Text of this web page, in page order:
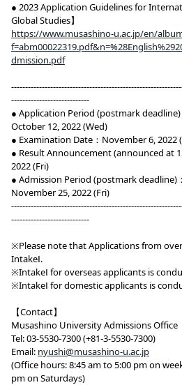
● 2023 Application Guidelines for
Global Studies】
https://www.musashino-u.ac.jp/en/
dmission.pdf
----------------------------
● Application Period (postmark deadline)
October 12, 2022 (Wed)
● Examination Date：November 6, 2022
● Result Announcement (announced at
2022 (Fri)
● Admission Period (postmark deadline)
November 25, 2022 (Fri)
----------------------------
※Please note that Applications from
IntakeⅠ.
※IntakeⅠ for overseas applicants is
※IntakeⅠ for domestic applicants is
【Contact】
Musashino University Admissions Office
Tel: 03-5530-7300 (+81-3-5530-7300)
Email: nyushi@musashino-u.ac.jp
(Office hours: 8:45 am to 5:00 pm on
pm on Saturdays)